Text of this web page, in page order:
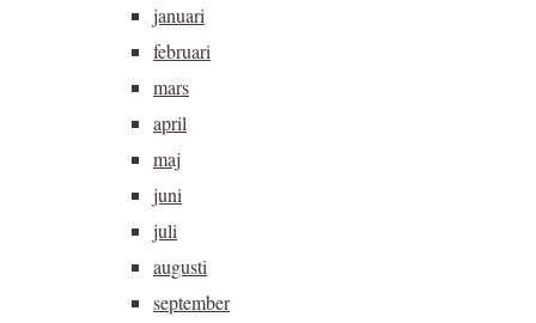
januari
februari
mars
april
maj
juni
juli
augusti
september